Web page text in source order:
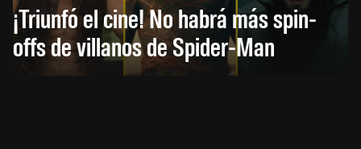
¡Triunfó el cine! No habrá más spin-
offs de villanos de Spider-Man